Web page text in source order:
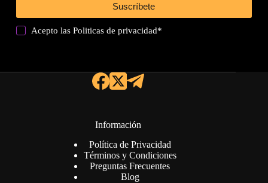
Suscríbete
Acepto lasPoliticas de privacidad*
Información
Política de Privacidad
Términos y Condiciones
Preguntas Frecuentes
Blog